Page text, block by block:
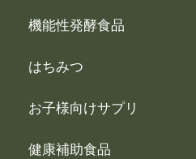
機能性発酵食品
はちみつ
お子様向けサプリ
健康補助食品